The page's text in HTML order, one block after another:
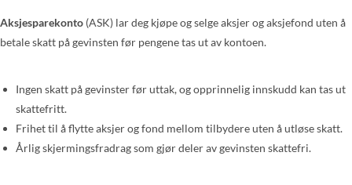
Aksjesparekonto (ASK) lar deg kjøpe og selge aksjer og aksjefond uten å
betale skatt på gevinsten før pengene tas ut av kontoen.
Ingen skatt på gevinster før uttak, og opprinnelig innskudd kan tas ut
skattefritt.
Frihet til å flytte aksjer og fond mellom tilbydere uten å utløse skatt.
Årlig skjermingsfradrag som gjør deler av gevinsten skattefri.